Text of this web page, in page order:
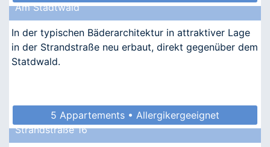
Am Stadtwald
In der typischen Bäderarchitektur in attraktiver Lage
in der Strandstraße neu erbaut, direkt gegenüber dem
Statdwald.
5 Appartements • Allergikergeeignet
Strandstraße 16